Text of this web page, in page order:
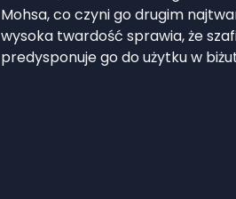
Mohsa, co czyni go drugim
wysoka twardość sprawia, że
predysponuje go do użytku w